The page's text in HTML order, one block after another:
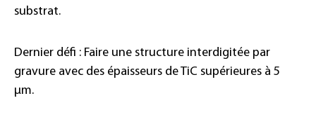
substrat.
Dernier défi : Faire une structure interdigitée par
gravure avec des épaisseurs de TiC supérieures à 5
µm.